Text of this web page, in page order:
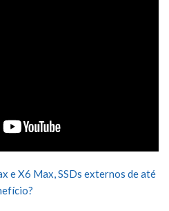
e X6 Max, SSDs externos de até